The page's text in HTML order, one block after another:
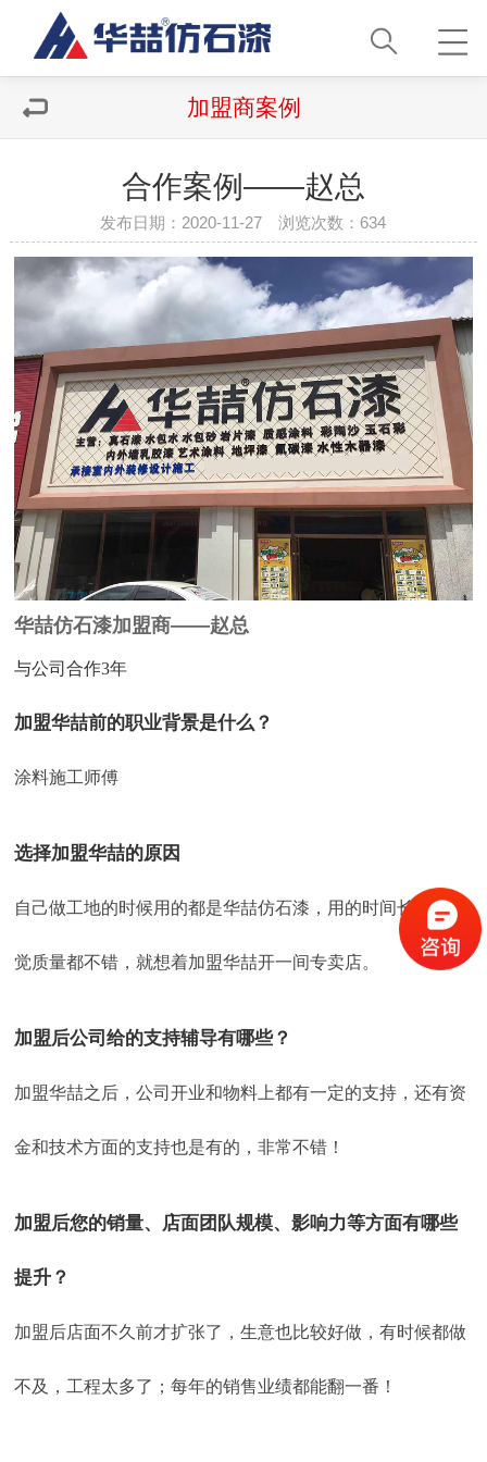
加盟商案例
合作案例——赵总
发布日期：2020-11-27 浏览次数： 634
华喆仿石漆加盟商——赵总
与公司合作3年
加盟华喆前的职业背景是什么？
涂料施工师傅
选择加盟华喆的原因
自己做工地的时候用的都是华喆仿石漆，用的时间长了，感
觉质量都不错，就想着加盟华喆开一间专卖店。
加盟后公司给的支持辅导有哪些？
加盟华喆之后，公司开业和物料上都有一定的支持，还有资
金和技术方面的支持也是有的，非常不错！
加盟后您的销量、店面团队规模、影响力等方面有哪些
提升？
加盟后店面不久前才扩张了，生意也比较好做，有时候都做
不及，工程太多了；每年的销售业绩都能翻一番！